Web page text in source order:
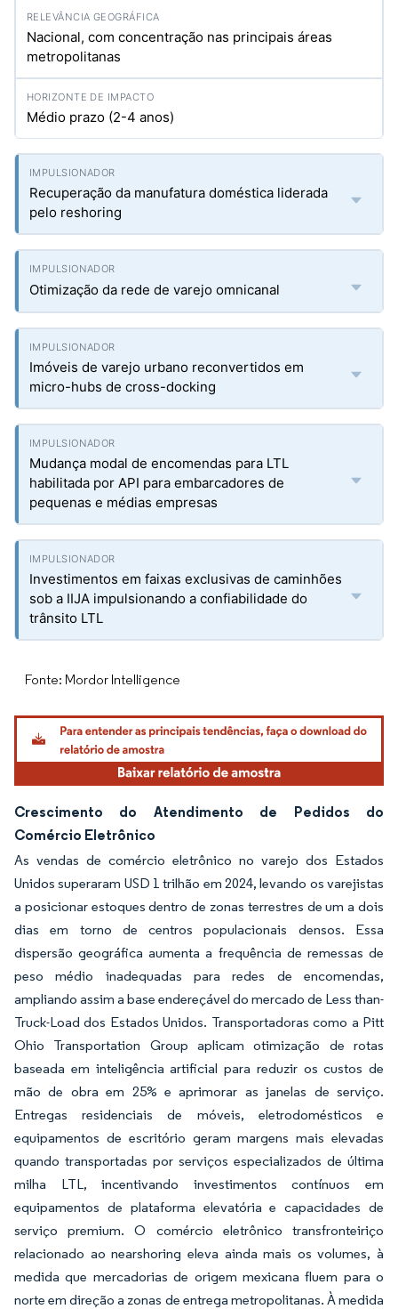
Nacional, com concentração nas principais áreas
metropolitanas
Médio prazo (2-4 anos)
Recuperação da manufatura doméstica liderada
pelo reshoring
Otimização da rede de varejo omnicanal
Imóveis de varejo urbano reconvertidos em
micro-hubs de cross-docking
Mudança modal de encomendas para LTL
habilitada por API para embarcadores de
pequenas e médias empresas
Investimentos em faixas exclusivas de caminhões
sob a IIJA impulsionando a confiabilidade do
trânsito LTL
Fonte: Mordor Intelligence
Crescimento do Atendimento de Pedidos do
Comércio Eletrônico
As vendas de comércio eletrônico no varejo dos Estados
Unidos superaram USD 1 trilhão em 2024, levando os varejistas
a posicionar estoques dentro de zonas terrestres de um a dois
dias em torno de centros populacionais densos. Essa
dispersão geográfica aumenta a frequência de remessas de
peso médio inadequadas para redes de encomendas,
ampliando assim a base endereçável do mercado de Less than-
Truck-Load dos Estados Unidos. Transportadoras como a Pitt
Ohio Transportation Group aplicam otimização de rotas
baseada em inteligência artificial para reduzir os custos de
mão de obra em 25% e aprimorar as janelas de serviço.
Entregas residenciais de móveis, eletrodomésticos e
equipamentos de escritório geram margens mais elevadas
quando transportadas por serviços especializados de última
milha LTL, incentivando investimentos contínuos em
equipamentos de plataforma elevatória e capacidades de
serviço premium. O comércio eletrônico transfronteiriço
relacionado ao nearshoring eleva ainda mais os volumes, à
medida que mercadorias de origem mexicana fluem para o
norte em direção a zonas de entrega metropolitanas. À medida